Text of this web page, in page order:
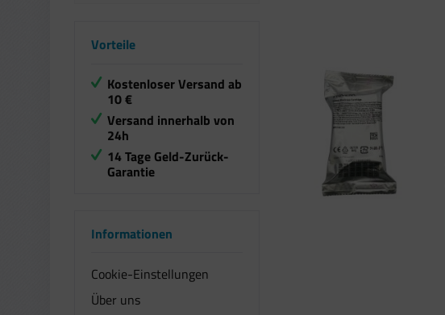
Vorteile
Kostenloser Versand ab
10 €
Versand innerhalb von
24h
14 Tage Geld-Zurück-
Garantie
Informationen
Cookie-Einstellungen
Über uns